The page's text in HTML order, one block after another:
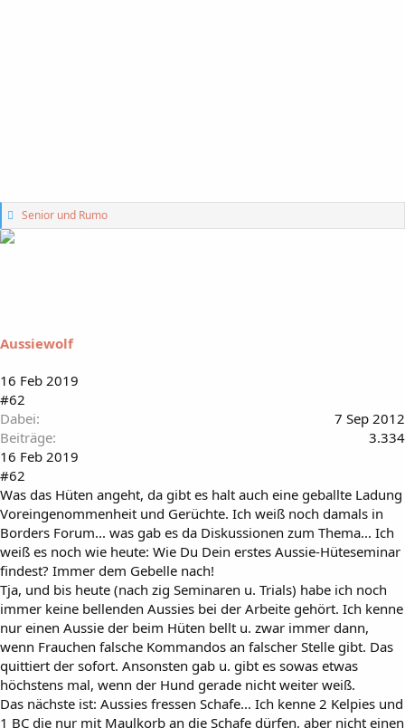
G
e
r
Seniorund Rumo
Aussiewolf
16 Feb 2019
#62
Dabei
7 Sep 2012
Beiträge
3.334
16 Feb 2019
#62
Was das Hüten angeht, da gibt es halt auch eine geballte Ladung
Voreingenommenheit und Gerüchte. Ich weiß noch damals in
Borders Forum... was gab es da Diskussionen zum Thema... Ich
weiß es noch wie heute: Wie Du Dein erstes Aussie-Hüteseminar
findest? Immer dem Gebelle nach!
Tja, und bis heute (nach zig Seminaren u. Trials) habe ich noch
immer keine bellenden Aussies bei der Arbeite gehört. Ich kenne
nur einen Aussie der beim Hüten bellt u. zwar immer dann,
wenn Frauchen falsche Kommandos an falscher Stelle gibt. Das
quittiert der sofort. Ansonsten gab u. gibt es sowas etwas
höchstens mal, wenn der Hund gerade nicht weiter weiß.
Das nächste ist: Aussies fressen Schafe... Ich kenne 2 Kelpies und
1 BC die nur mit Maulkorb an die Schafe dürfen, aber nicht einen